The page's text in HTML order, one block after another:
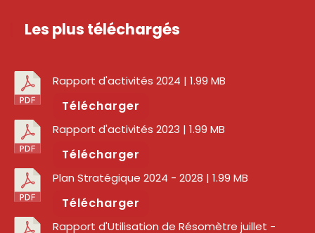
Les plus téléchargés
Rapport d'activités 2024 | 1.99 MB
Télécharger
Rapport d'activités 2023 | 1.99 MB
Télécharger
Plan Stratégique 2024 - 2028 | 1.99 MB
Télécharger
Rapport d'Utilisation de Résomètre juillet -